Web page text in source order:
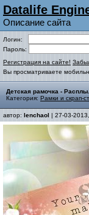
Datalife
Описание сайта
Логин:
Пароль:
Регистрация на сайте!
Вы просматриваете
Детская рамочка -
Категория: Рамки и скрап-
автор: lenchaol | 27-03-